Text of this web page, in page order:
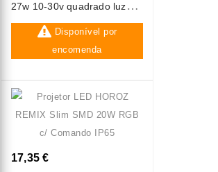
27w 10-30v quadrado luz
fria
Disponível por
encomenda
17,35 €